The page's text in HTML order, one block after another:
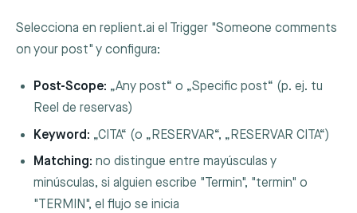
Selecciona en replient.ai el Trigger "Someone comments
on your post" y configura:
Post-Scope: „Any post“ o „Specific post“ (p. ej. tu
Reel de reservas)
Keyword: „CITA“ (o „RESERVAR“, „RESERVAR CITA“)
Matching: no distingue entre mayúsculas y
minúsculas, si alguien escribe "Termin", "termin" o
"TERMIN", el flujo se inicia